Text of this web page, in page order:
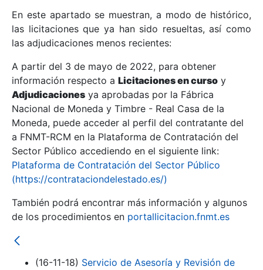
Mostrar/Ocultar
Mostrar/Ocultar
En este apartado se muestran, a modo de histórico,
las licitaciones que ya han sido resueltas, así como
las adjudicaciones menos recientes:
A partir del 3 de mayo de 2022, para obtener
información respecto a Licitaciones en curso y
Adjudicaciones ya aprobadas por la Fábrica
Nacional de Moneda y Timbre - Real Casa de la
Moneda, puede acceder al perfil del contratante del
a FNMT-RCM en la Plataforma de Contratación del
Sector Público accediendo en el siguiente link:
Plataforma de Contratación del Sector Público
(https://contrataciondelestado.es/)
También podrá encontrar más información y algunos
de los procedimientos en portallicitacion.fnmt.es
(16-11-18) Servicio de Asesoría y Revisión de